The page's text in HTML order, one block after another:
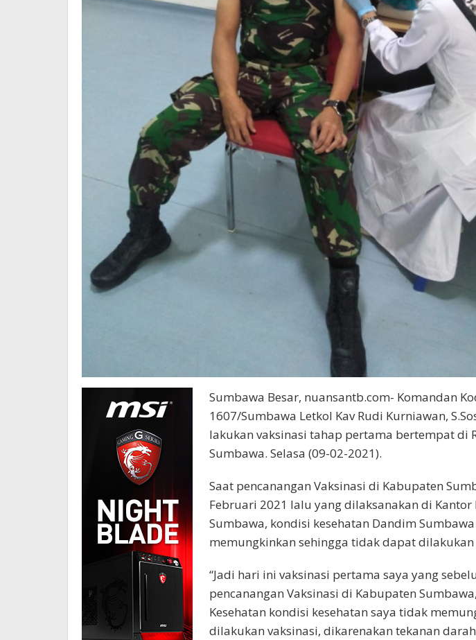
Sumbawa Besar, nuansantb.com- Komandan
1607/Sumbawa Letkol Kav Rudi Kurniawan,
lakukan vaksinasi tahap pertama bertempat di
Sumbawa. Selasa (09-02-2021).
Saat pencanangan Vaksinasi di Kabupaten
Februari 2021 lalu yang dilaksanakan di Kantor
Sumbawa, kondisi kesehatan Dandim
memungkinkan sehingga tidak dapat dilakukan
“Jadi hari ini vaksinasi pertama saya yang
pencanangan Vaksinasi di Kabupaten
Kesehatan kondisi kesehatan saya tidak
dilakukan vaksinasi, dikarenakan tekanan